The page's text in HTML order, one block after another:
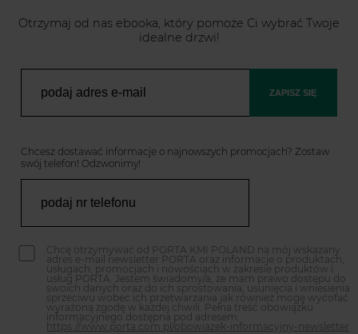
Otrzymaj od nas ebooka, który pomoże Ci wybrać Twoje
idealne drzwi!
ZAPISZ SIĘ
Chcesz dostawać informacje o najnowszych promocjach? Zostaw
swój telefon! Odzwonimy!
Chcę otrzymywać od PORTA KMI POLAND na mój wskazany
adres e-mail newsletter PORTA oraz informacje o produktach,
usługach, promocjach i nowościach w zakresie produktów i
usług PORTA. Jestem świadomy/a, że mam prawo dostępu do
swoich danych oraz do ich sprostowania, usunięcia i wniesienia
sprzeciwu wobec ich przetwarzania jak również mogę wycofać
wyrażoną zgodę w każdej chwili. Pełna treść obowiązku
informacyjnego dostępna pod adresem:
https://www.porta.com.pl/obowiazek-informacyjny-newsletter